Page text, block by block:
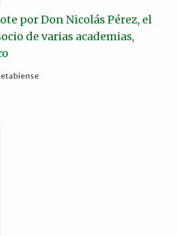
por Don Nicolás Pérez, el
de varias academias,